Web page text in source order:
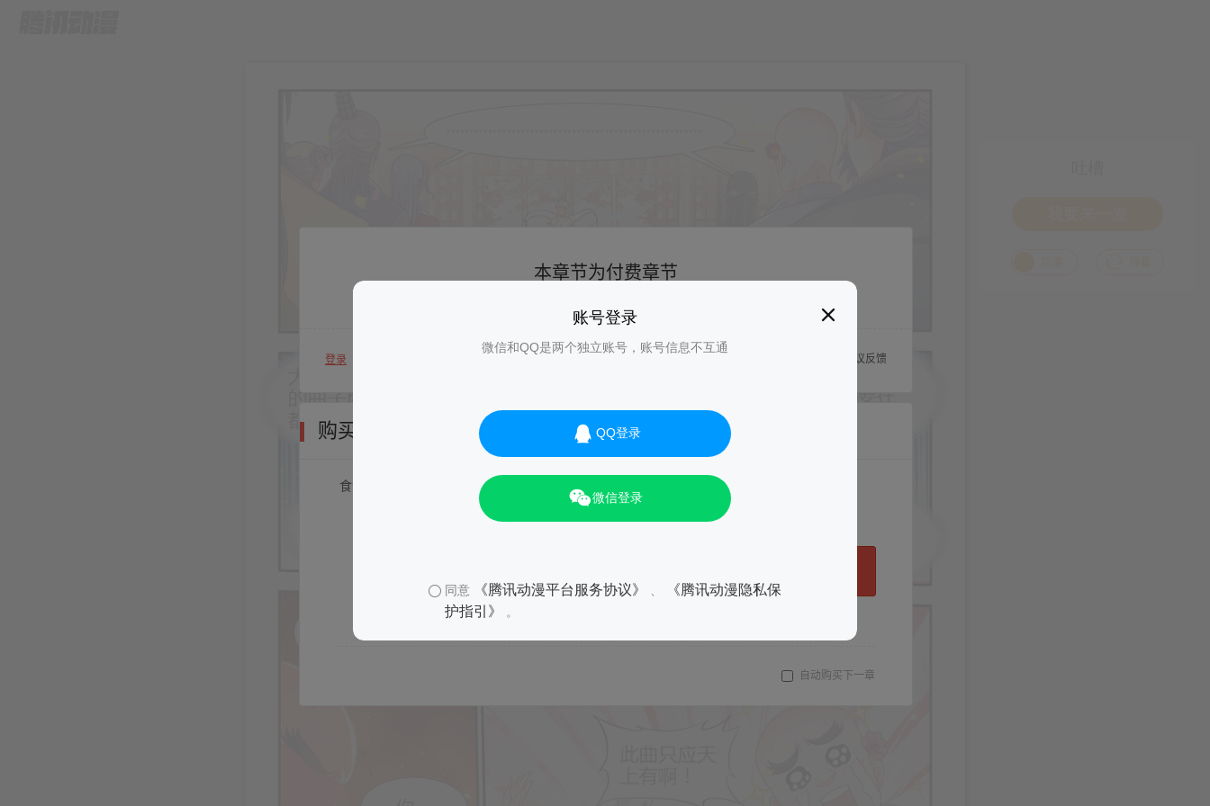
账号登录
微信和QQ是两个独立账号，账号信息不互通
QQ登录
微信登录
同意 《腾讯动漫平台服务协议》
《腾讯动漫隐私保
护指引》
。